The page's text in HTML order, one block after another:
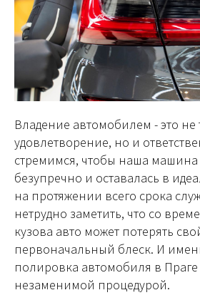
Владение автомобилем - это
удовлетворение, но и
стремимся, чтобы наша машина
безупречно и оставалась в
на протяжении всего срока
нетрудно заметить, что со
кузова авто может потерять
первоначальный блеск. И
полировка автомобиля в Праге
незаменимой процедурой.